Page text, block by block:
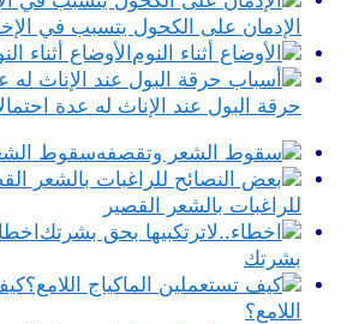
الإدمان على الكحول يتسبب في
الأوضاع أثناء
حرقة البول عند الإناث له عدة
سقوط
للراغبات بالشعر القصير
بشرتك
اللامع؟